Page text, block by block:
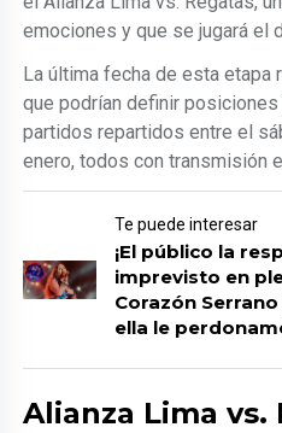
emociones y que se jugará el
La última fecha de esta etapa
que podrían definir
partidos repartidos entre el
enero, todos con transmisión
Te puede interesar
¡El público la
imprevisto en
Corazón
ella le
Alianza Lima vs.